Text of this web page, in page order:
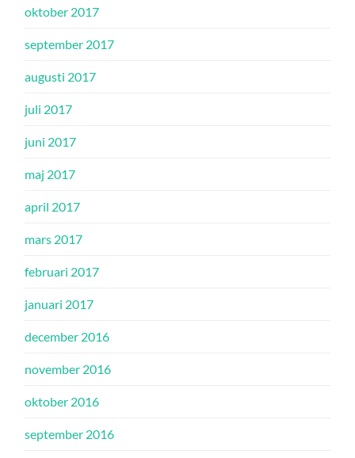
oktober 2017
september 2017
augusti 2017
juli 2017
juni 2017
maj 2017
april 2017
mars 2017
februari 2017
januari 2017
december 2016
november 2016
oktober 2016
september 2016